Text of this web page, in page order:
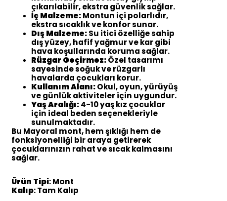
çıkarılabilir, ekstra güvenlik sağlar.
İç Malzeme:Montun içi polarlıdır,
ekstra sıcaklık ve konfor sunar.
Dış Malzeme:Su itici özelliğe sahip
dış yüzey, hafif yağmur ve kar gibi
hava koşullarında koruma sağlar.
Rüzgar Geçirmez:Özel tasarımı
sayesinde soğuk ve rüzgarlı
havalarda çocukları korur.
Kullanım Alanı:Okul, oyun, yürüyüş
ve günlük aktiviteler için uygundur.
Yaş Aralığı:4-10 yaş kız çocuklar
için ideal beden seçenekleriyle
sunulmaktadır.
Bu Mayoral mont, hem şıklığı hem de
fonksiyonelliği bir araya getirerek
çocuklarınızın rahat ve sıcak kalmasını
sağlar.
Ürün Tipi: Mont
Kalıp: Tam Kalıp